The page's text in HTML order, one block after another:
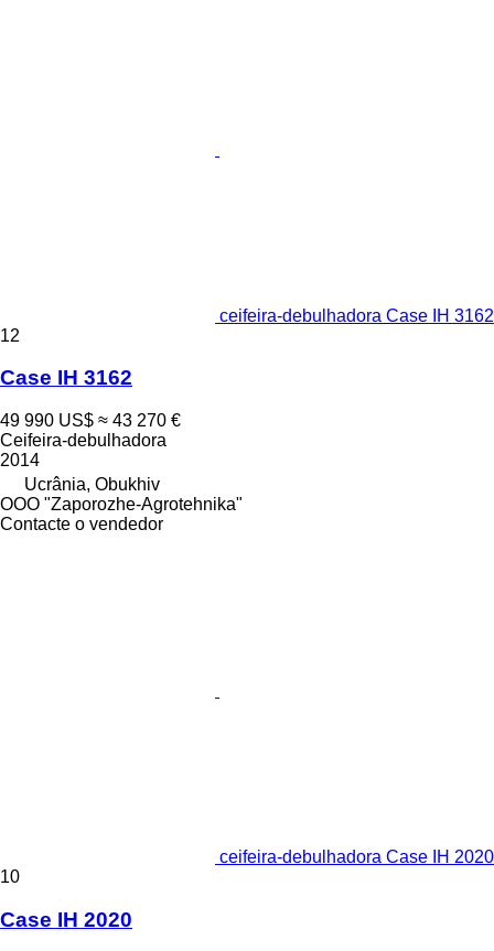
ceifeira-debulhadora Case IH 3162
12
Case IH 3162
49 990 US$ ≈ 43 270 €
Ceifeira-debulhadora
2014
Ucrânia, Obukhiv
OOO "Zaporozhe-Agrotehnika"
Contacte o vendedor
ceifeira-debulhadora Case IH 2020
10
Case IH 2020